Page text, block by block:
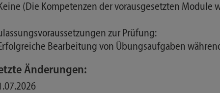
(Die Kompetenzen der vorausgesetzten
zur Prüfung:
Bearbeitung von Übungsaufgaben
Änderungen: